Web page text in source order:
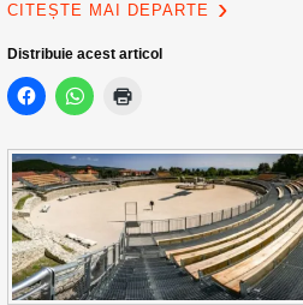
CITEȘTE MAI DEPARTE
Distribuie acest articol